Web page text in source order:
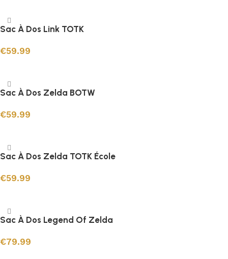
Sac À Dos Link TOTK
€59.99
Sac À Dos Zelda BOTW
€59.99
Sac À Dos Zelda TOTK École
€59.99
Sac À Dos Legend Of Zelda
€79.99